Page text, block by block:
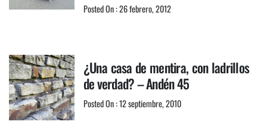
Posted On : 26 febrero, 2012
¿Una casa de mentira, con ladrillos
de verdad? – Andén 45
Posted On : 12 septiembre, 2010